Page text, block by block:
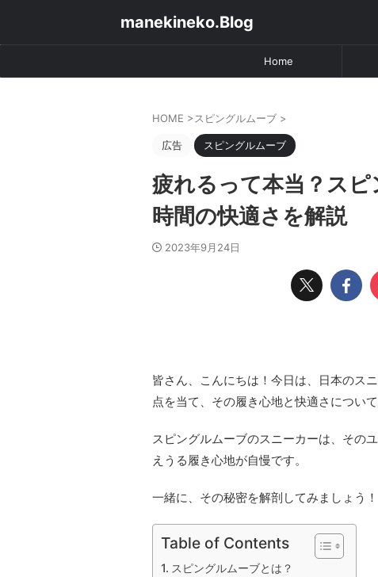
manekineko.Blog
Home
HOME >スピングルムーブ >
広告 スピングルムーブ
疲れるって本当？ス
時間の快適さを解説
2023年9月24日
皆さん、こんにちは！今日は、日本のス
点を当て、その履き心地と快適さについ
スピングルムーブのスニーカーは、その
えうる履き心地が自慢です。
一緒に、その秘密を解剖してみましょう！
Table of Contents
スピングルムーブとは？